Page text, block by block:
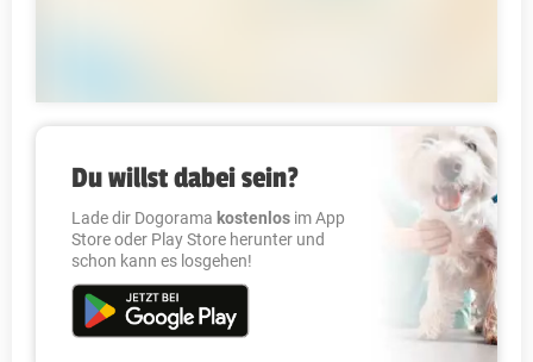
Du willst dabei sein?
Lade dir Dogorama kostenlos im App
Store oder Play Store herunter und
schon kann es losgehen!